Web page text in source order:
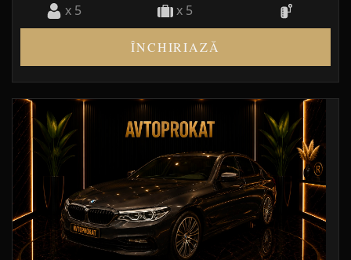
x 5 x 5
ÎNCHIRIAZĂ